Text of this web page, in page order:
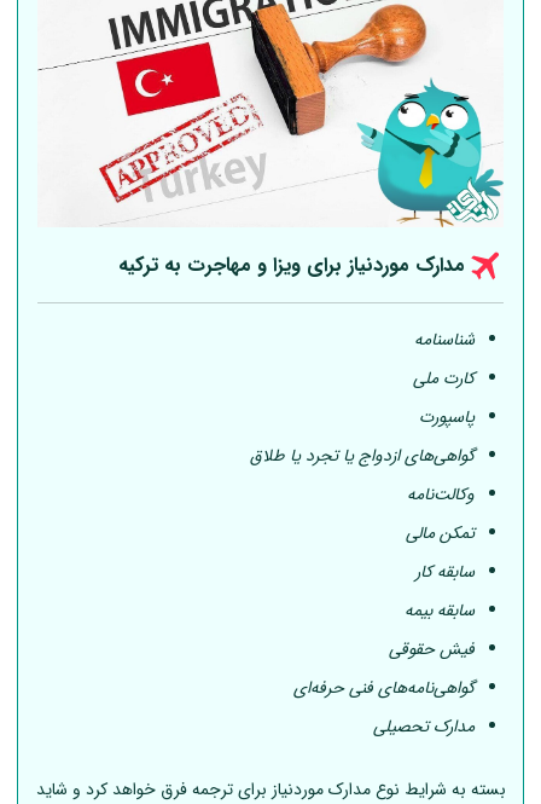
مدارک موردنیاز برای ویزا و مهاجرت به ترکیه
شناسنامه
کارت ملی
پاسپورت
گواهی‌های ازدواج یا تجرد یا طلاق
وکالت‌نامه
تمکن مالی
سابقه کار
سابقه بیمه
فیش حقوقی
گواهی‌نامه‌های فنی حرفه‌ای
مدارک تحصیلی
بسته به شرایط نوع مدارک موردنیاز برای ترجمه فرق خواهد کرد و شاید